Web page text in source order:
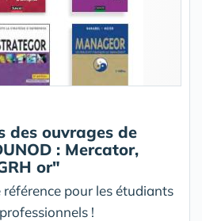
des ouvrages de
: Mercator,
or"
référence pour les étudiants
!